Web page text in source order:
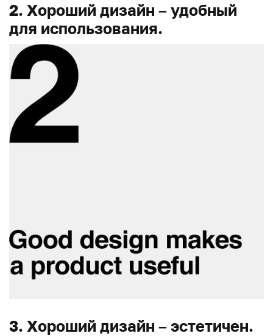
2. Хороший дизайн – удобный
для использования.
3. Хороший дизайн – эстетичен.